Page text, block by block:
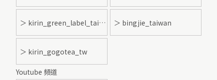
＞ kirin_green_label_taiwan ＞ bingjie_taiwan
＞ kirin_gogotea_tw
Youtube 頻道